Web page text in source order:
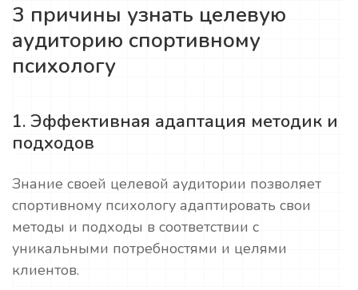
3 причины узнать целевую
аудиторию спортивному
психологу
1. Эффективная адаптация методик и
подходов
Знание своей целевой аудитории позволяет
спортивному психологу адаптировать свои
методы и подходы в соответствии с
уникальными потребностями и целями
клиентов.